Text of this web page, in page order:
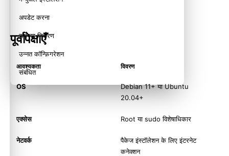
पूर्वापेक्षाएँ
आवश्यकता विवरण
OS
Debian 11+ या Ubuntu
20.04+
एक्सेस Root या sudo विशेषाधिकार
नेटवर्क
पैकेज इंस्टॉलेशन के लिए इंटरनेट
कनेक्शन
अपडेट करना
समस्या निवारण
उन्नत कॉन्फ़िगरेशन
संबंधित